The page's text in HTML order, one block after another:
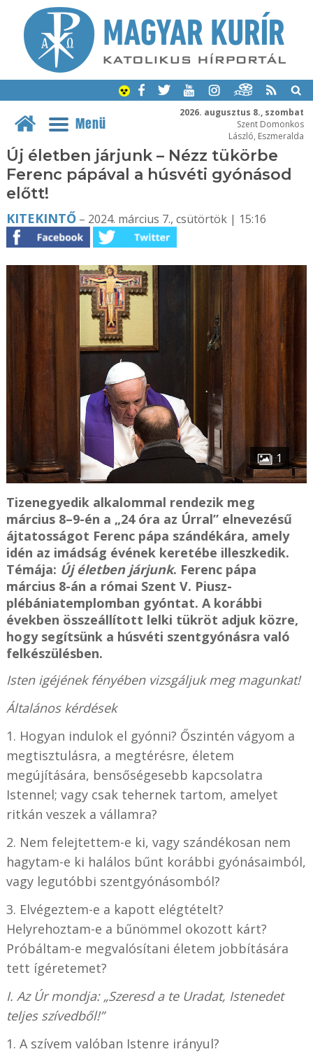
2026. augusztus 8., szombat
Szent Domonkos
László, Eszmeralda
Menü
Új életben járjunk – Nézz tükörbe
Ferenc pápával a húsvéti gyónásod
előtt!
KITEKINTŐ– 2024. március 7., csütörtök | 15:16
1
Tizenegyedik alkalommal rendezik meg
március 8–9-én a „24 óra az Úrral” elnevezésű
ájtatosságot Ferenc pápa szándékára, amely
idén az imádság évének keretébe illeszkedik.
Témája: Új életben járjunk. Ferenc pápa
március 8-án a római Szent V. Piusz-
plébániatemplomban gyóntat. A korábbi
években összeállított lelki tükröt adjuk közre,
hogy segítsünk a húsvéti szentgyónásra való
felkészülésben.
Isten igéjének fényében vizsgáljuk meg magunkat!
Általános kérdések
1. Hogyan indulok el gyónni? Őszintén vágyom a
megtisztulásra, a megtérésre, életem
megújítására, bensőségesebb kapcsolatra
Istennel; vagy csak tehernek tartom, amelyet
ritkán veszek a vállamra?
2. Nem felejtettem-e ki, vagy szándékosan nem
hagytam-e ki halálos bűnt korábbi gyónásaimból,
vagy legutóbbi szentgyónásomból?
3. Elvégeztem-e a kapott elégtételt?
Helyrehoztam-e a bűnömmel okozott kárt?
Próbáltam-e megvalósítani életem jobbítására
tett ígéretemet?
I. Az Úr mondja: „Szeresd a te Uradat, Istenedet
teljes szívedből!”
1. A szívem valóban Istenre irányul?